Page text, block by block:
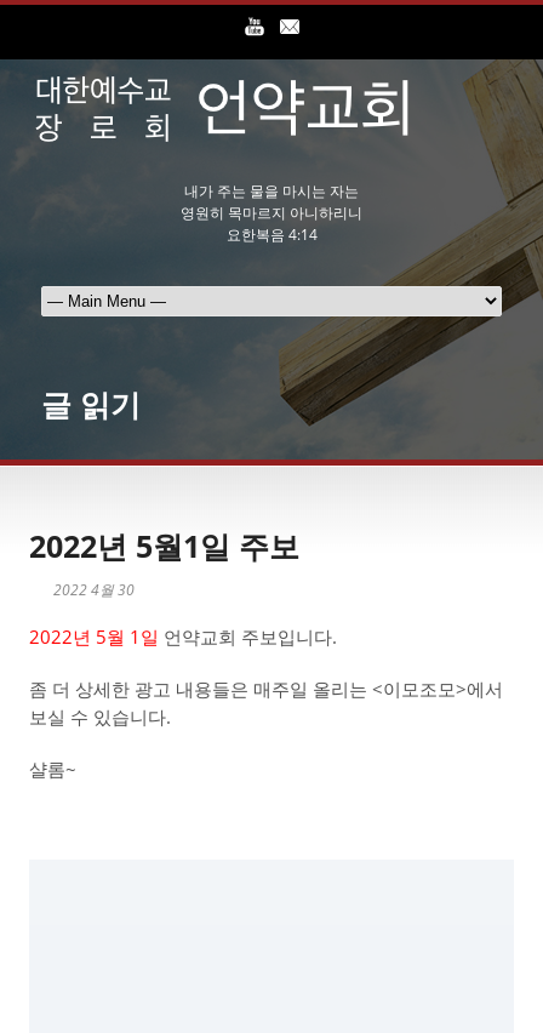
내가 주는 물을 마시는 자는
영원히 목마르지 아니하리니
요한복음 4:14
글 읽기
2022년 5월1일 주보
2022 4월 30
2022년 5월 1일 언약교회 주보입니다.
좀 더 상세한 광고 내용들은 매주일 올리는 <이모조모>에서
보실 수 있습니다.
샬롬~